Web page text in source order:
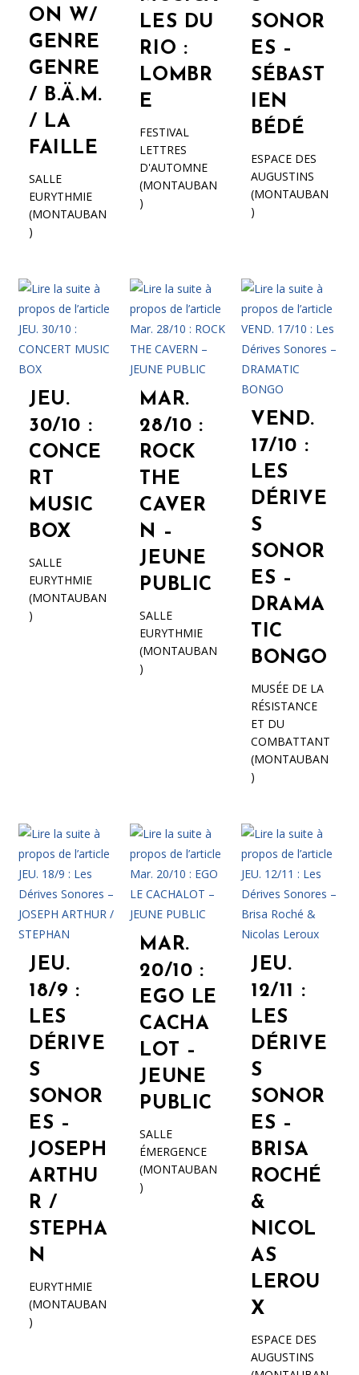
ON W/
GENRE
GENRE
/ B.Ä.M.
/ LA
FAILLE
SALLE
EURYTHMIE
(MONTAUBAN
)
LES DU
RIO :
LOMBR
E
FESTIVAL
LETTRES
D'AUTOMNE
(MONTAUBAN
)
SONOR
ES –
SÉBAST
IEN
BÉDÉ
ESPACE DES
AUGUSTINS
(MONTAUBAN
)
JEU.
30/10 :
CONCE
RT
MUSIC
BOX
SALLE
EURYTHMIE
(MONTAUBAN
)
MAR.
28/10 :
ROCK
THE
CAVER
N –
JEUNE
PUBLIC
SALLE
EURYTHMIE
(MONTAUBAN
)
VEND.
17/10 :
LES
DÉRIVE
S
SONOR
ES –
DRAMA
TIC
BONGO
MUSÉE DE LA
RÉSISTANCE
ET DU
COMBATTANT
(MONTAUBAN
)
JEU.
18/9 :
LES
DÉRIVE
S
SONOR
ES –
JOSEPH
ARTHU
R /
STEPHA
N
EURYTHMIE
(MONTAUBAN
)
MAR.
20/10 :
EGO LE
CACHA
LOT –
JEUNE
PUBLIC
SALLE
ÉMERGENCE
(MONTAUBAN
)
JEU.
12/11 :
LES
DÉRIVE
S
SONOR
ES –
BRISA
ROCHÉ
&
NICOL
AS
LEROU
X
ESPACE DES
AUGUSTINS